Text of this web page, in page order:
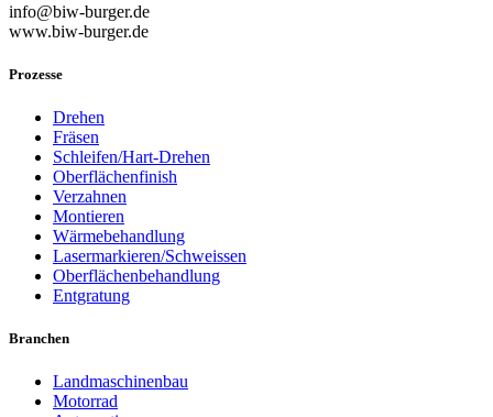
info@biw-burger.de
www.biw-burger.de
Prozesse
Drehen
Fräsen
Schleifen/Hart-Drehen
Oberflächenfinish
Verzahnen
Montieren
Wärmebehandlung
Lasermarkieren/Schweissen
Oberflächenbehandlung
Entgratung
Branchen
Landmaschinenbau
Motorrad